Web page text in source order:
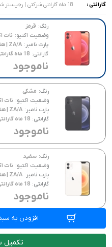
همه موارد
نات اکتیو / فعال نشده
همه موارد
CH/A | چین | دو سیم کارت
تک سیم کارت
گارانتی : 18 ماه گارانتی شرکتی | رجیستر شدههمه موارد
رنگ: قرمز
وضعیت اکتیو: نات
پارت نامبر: ZA/A | هنگ کنگ | دو سیم کارت
گارانتی: 18 ماه گارانتی شرکتی | رجیستر شده
ناموجود
رنگ: مشکی
وضعیت اکتیو: نات
پارت نامبر: ZA/A | هنگ کنگ | دو سیم کارت
گارانتی: 18 ماه گارانتی شرکتی | رجیستر شده
ناموجود
رنگ: سفید
وضعیت اکتیو: نات
پارت نامبر: ZA/A | هنگ کنگ | دو سیم کارت
گارانتی: 18 ماه گارانتی شرکتی | رجیستر شده
ناموجود
رنگ:پسفیک بلو
وضعیت اکتیو:نات
پارت نامبر:ZA/A | هنگ کنگ | دو سیم کارت
افزودن به
تکمیل